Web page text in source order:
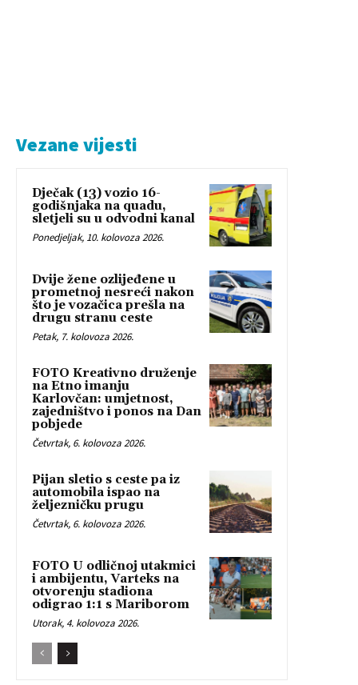
Vezane vijesti
Dječak (13) vozio 16-
godišnjaka na quadu,
sletjeli su u odvodni kanal
Ponedjeljak, 10. kolovoza 2026.
Dvije žene ozlijeđene u
prometnoj nesreći nakon
što je vozačica prešla na
drugu stranu ceste
Petak, 7. kolovoza 2026.
FOTO Kreativno druženje
na Etno imanju
Karlovčan: umjetnost,
zajedništvo i ponos na Dan
pobjede
Četvrtak, 6. kolovoza 2026.
Pijan sletio s ceste pa iz
automobila ispao na
željezničku prugu
Četvrtak, 6. kolovoza 2026.
FOTO U odličnoj utakmici
i ambijentu, Varteks na
otvorenju stadiona
odigrao 1:1 s Mariborom
Utorak, 4. kolovoza 2026.